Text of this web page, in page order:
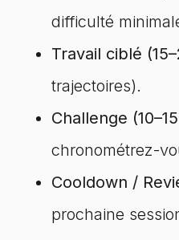
difficulté
Travail ciblé
trajectoires).
Challenge
chronométrez-
Cooldown /
prochaine